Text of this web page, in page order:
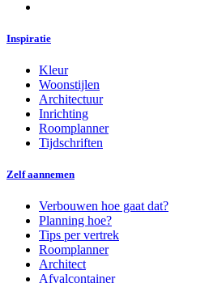
Inspiratie
Kleur
Woonstijlen
Architectuur
Inrichting
Roomplanner
Tijdschriften
Zelf aannemen
Verbouwen hoe gaat dat?
Planning hoe?
Tips per vertrek
Roomplanner
Architect
Afvalcontainer